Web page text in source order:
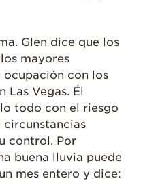
Glen dice que los
mayores
con los
Las Vegas. Él
todo con el riesgo
control. Por
buena lluvia puede
mes entero y dice: